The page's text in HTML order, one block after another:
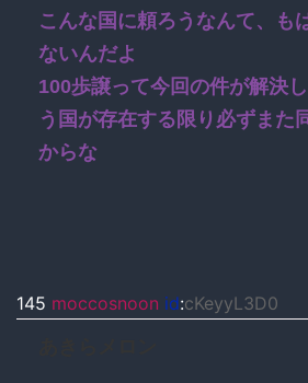
こんな国に頼ろうなんて、も
ないんだよ
100歩譲って今回の件が解決
う国が存在する限り必ずまた
からな
145 moccosnoon id:cKeyyL3D0